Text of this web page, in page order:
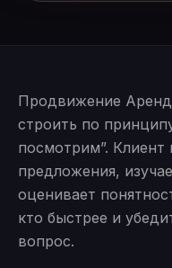
Продвижение
строить по
посмотрим”.
предложения,
оценивает
кто быстрее и
вопрос.